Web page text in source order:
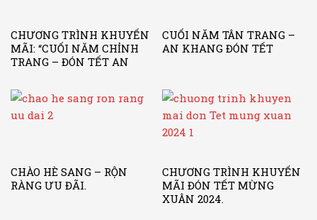
CHƯƠNG TRÌNH KHUYẾN
MÃI: “CUỐI NĂM CHỈNH
TRANG – ĐÓN TẾT AN
CUỐI NĂM TÂN TRANG –
AN KHANG ĐÓN TẾT
CHÀO HÈ SANG – RỘN
RÀNG ƯU ĐÃI.
CHƯƠNG TRÌNH KHUYẾN
MÃI ĐÓN TẾT MỪNG
XUÂN 2024.